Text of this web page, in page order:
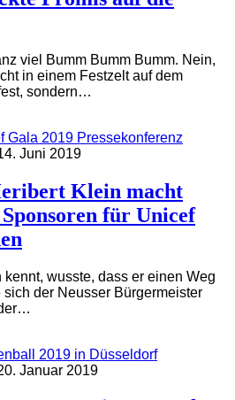
viel Bumm Bumm Bumm. Nein,
in einem Festzelt auf dem
sondern…
Juni 2019
Klein macht
für Unicef
kennt, wusste, dass er einen Weg
der Neusser Bürgermeister
Januar 2019